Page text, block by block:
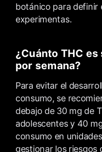
botánico para definir
experimentas.
¿Cuánto THC
por semana?
Para evitar el
consumo, se
debajo de 30 mg de
adolescentes y 40
consumo en
gestionar los riesgos